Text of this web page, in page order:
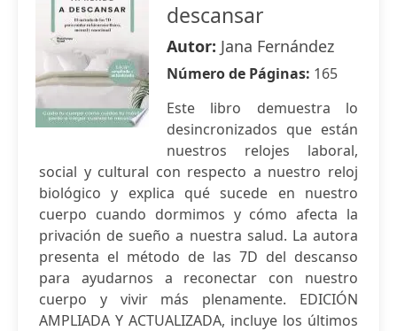
descansar
Autor: Jana Fernández
Número de Páginas: 165
Este libro demuestra lo
desincronizados que están
nuestros relojes laboral,
social y cultural con respecto a nuestro reloj
biológico y explica qué sucede en nuestro
cuerpo cuando dormimos y cómo afecta la
privación de sueño a nuestra salud. La autora
presenta el método de las 7D del descanso
para ayudarnos a reconectar con nuestro
cuerpo y vivir más plenamente. EDICIÓN
AMPLIADA Y ACTUALIZADA, incluye los últimos